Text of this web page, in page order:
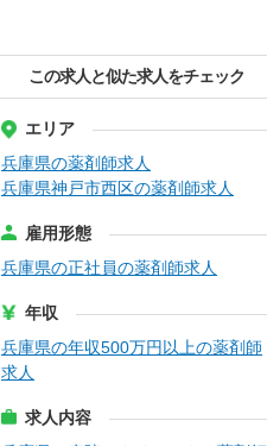
この求人と似た求人をチェック
エリア
兵庫県の薬剤師求人
兵庫県神戸市西区の薬剤師求人
雇用形態
兵庫県の正社員の薬剤師求人
年収
兵庫県の年収500万円以上の薬剤師
求人
求人内容